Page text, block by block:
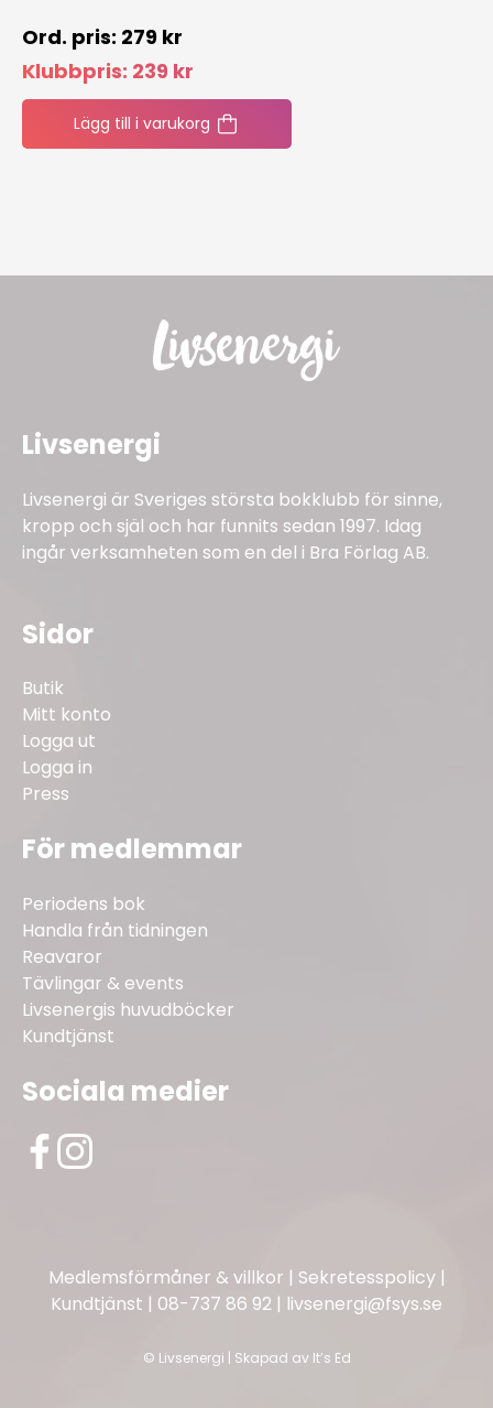
279 kr
Klubbpris: 239 kr
Lägg till i varukorg
Livsenergi
Livsenergi är Sveriges största bokklubb för sinne,
kropp och själ och har funnits sedan 1997. Idag
ingår verksamheten som en del i Bra Förlag AB.
Sidor
Butik
Mitt konto
Logga ut
Logga in
Press
För medlemmar
Periodens bok
Handla från tidningen
Reavaror
Tävlingar & events
Livsenergis huvudböcker
Kundtjänst
Sociala medier
Medlemsförmåner & villkor | Sekretesspolicy|
Kundtjänst | 08-737 86 92 | livsenergi@fsys.se
© Livsenergi | Skapad av It’s Ed